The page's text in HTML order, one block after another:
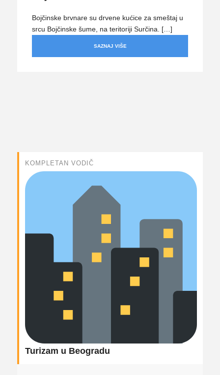
Bojčinske brvnare su drvene kućice za smeštaj u
srcu Bojčinske šume, na teritoriji Surčina. […]
SAZNAJ VIŠE
KOMPLETAN VODIČ
Turizam u Beogradu